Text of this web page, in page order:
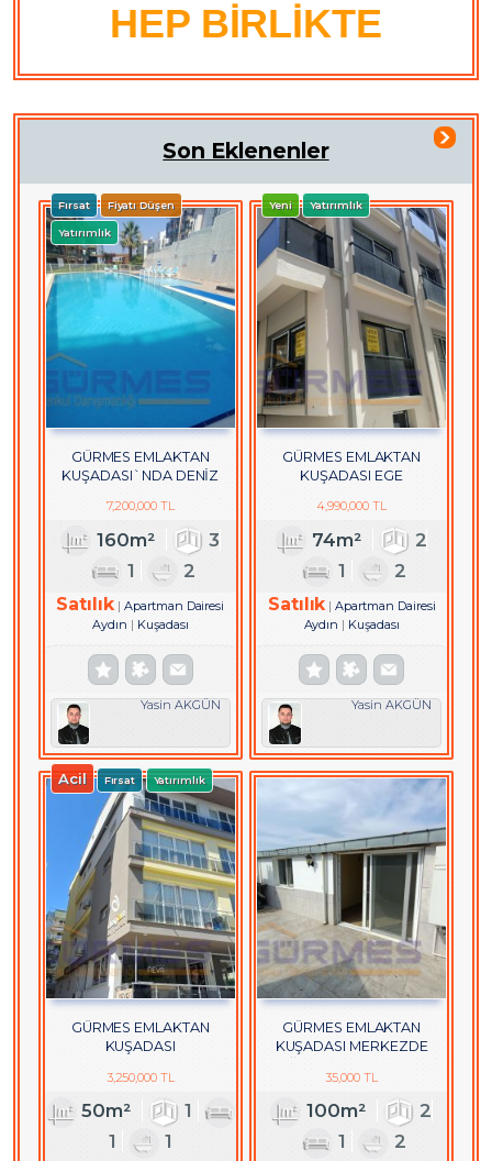
HEP BİRLİKTE
Son Eklenenler
Fırsat Fiyatı Düşen
Yatırımlık
GÜRMES EMLAKTAN
KUŞADASI`NDA DENİZ
DUBLEKS DAİRE
7,200,000 TL
160m²
3
1
2
Satılık
Apartman Dairesi
Aydın
Kuşadası
Yasin AKGÜN
Yeni Yatırımlık
GÜRMES EMLAKTAN
KUŞADASI EGE
YENİ 2+1 DAİRE
4,990,000 TL
74m²
2
1
2
Satılık
Apartman Dairesi
Aydın
Kuşadası
Yasin AKGÜN
Acil Fırsat Yatırımlık
GÜRMES EMLAKTAN
KUŞADASI
SATILIK 1+1 DAİRE
3,250,000 TL
50m²
1
1
1
GÜRMES EMLAKTAN
KUŞADASI MERKEZDE
DAİRE
35,000 TL
100m²
2
1
2